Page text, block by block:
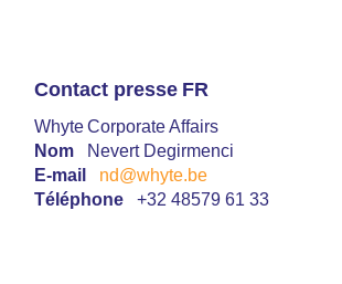
Contact presse FR
Whyte Corporate Affairs
Nom Nevert Degirmenci
E-mail
nd@whyte.be
Téléphone +32 48579 61 33